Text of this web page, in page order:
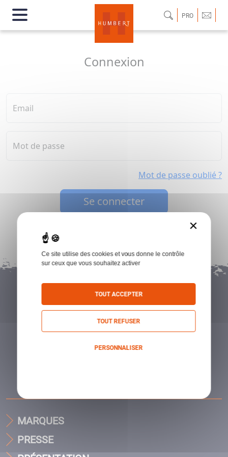
PRO
Connexion
Email
Mot de passe
Mot de passe oublié ?
Se connecter
MARQUES
PRESSE
×
Ce site utilise des cookies et vous donne le contrôle
sur ceux que vous souhaitez activer
TOUT ACCEPTER
TOUT REFUSER
PERSONNALISER